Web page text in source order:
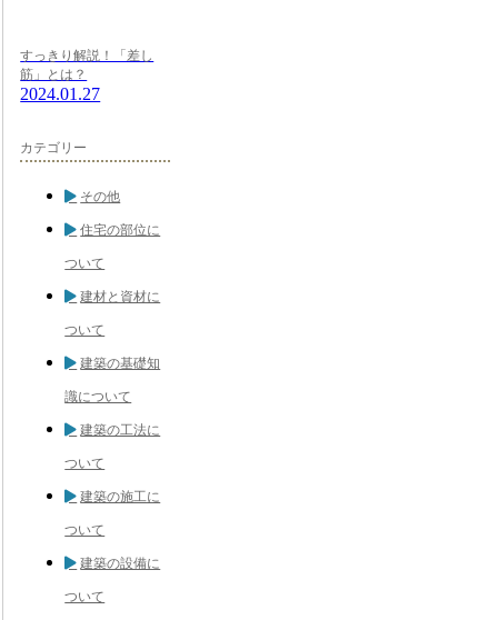
すっきり解説！「差し
筋」とは？
2024.01.27
カテゴリー
その他
住宅の部位に
ついて
建材と資材に
ついて
建築の基礎知
識について
建築の工法に
ついて
建築の施工に
ついて
建築の設備に
ついて